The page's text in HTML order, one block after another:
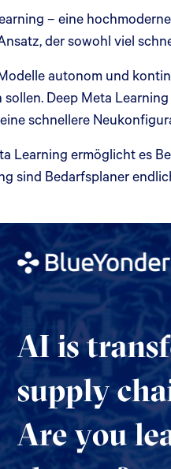
– eine
der sowohl viel
autonom und
Deep Meta
schnellere
Learning ermöglicht es
sind Bedarfsplaner